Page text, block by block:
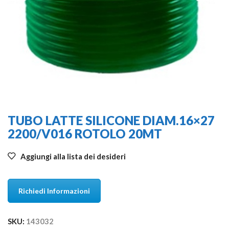
TUBO LATTE SILICONE DIAM.16×27
2200/V016 ROTOLO 20MT
Aggiungi alla lista dei desideri
Richiedi Informazioni
SKU: 143032